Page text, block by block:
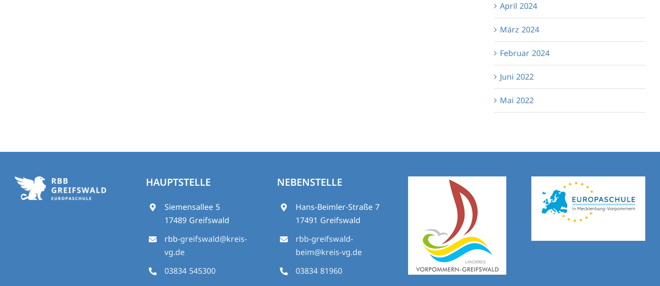
April 2024
März 2024
Februar 2024
Juni 2022
Mai 2022
HAUPTSTELLE
Siemensallee 5
17489 Greifswald
rbb-greifswald@kreis-
vg.de
03834 545300
NEBENSTELLE
Hans-Beimler-Straße 7
17491 Greifswald
rbb-greifswald-
beim@kreis-vg.de
03834 81960